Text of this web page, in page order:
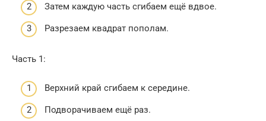
Затем каждую часть сгибаем ещё вдвое.
Разрезаем квадрат пополам.
Часть 1:
Верхний край сгибаем к середине.
Подворачиваем ещё раз.